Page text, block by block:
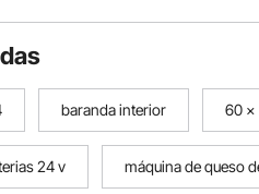
baranda interior 60 x
24 v máquina de queso